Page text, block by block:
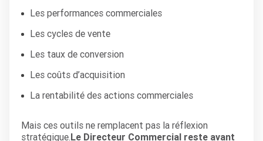
Les performances commerciales
Les cycles de vente
Les taux de conversion
Les coûts d’acquisition
La rentabilité des actions commerciales
Mais ces outils ne remplacent pas la réflexion
stratégique.Le Directeur Commercial reste avant